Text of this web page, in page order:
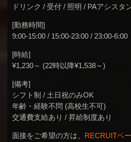
ドリンク / 受付 / 照明 / PAアシスタ
[勤務時間]
9:00-15:00 / 15:00-23:00 / 23:00-6:00
[時給]
¥1,230～ (22時以降¥1,538～)
[備考]
シフト制 / 土日祝のみOK
年齢・経験不問 (高校生不可)
交通費支給あり / 昇給制度あり
面接をご希望の方は、 RECRUITペ